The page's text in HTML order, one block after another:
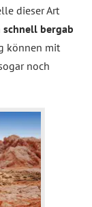
dieser Art
bergab
können mit
noch